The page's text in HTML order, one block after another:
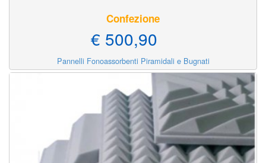
Confezione
€ 500,90
Pannelli Fonoassorbenti Piramidali e Bugnati